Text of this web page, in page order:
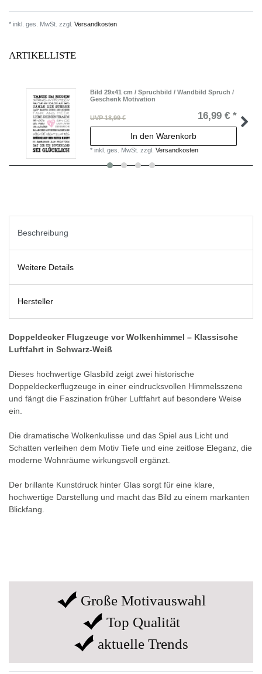
* inkl. ges. MwSt. zzgl. Versandkosten
ARTIKELLISTE
Bild 29x41 cm / Spruchbild / Wandbild Spruch /
Geschenk Motivation
UVP 18,99 € 16,99 € *
In den Warenkorb
*inkl. ges. MwSt. zzgl.Versandkosten
Beschreibung
Weitere Details
Hersteller
Doppeldecker Flugzeuge vor Wolkenhimmel – Klassische
Luftfahrt in Schwarz-Weiß
Dieses hochwertige Glasbild zeigt zwei historische
Doppeldeckerflugzeuge in einer eindrucksvollen Himmelsszene
und fängt die Faszination früher Luftfahrt auf besondere Weise
ein.
Die dramatische Wolkenkulisse und das Spiel aus Licht und
Schatten verleihen dem Motiv Tiefe und eine zeitlose Eleganz, die
moderne Wohnräume wirkungsvoll ergänzt.
Der brillante Kunstdruck hinter Glas sorgt für eine klare,
hochwertige Darstellung und macht das Bild zu einem markanten
Blickfang.
Große Motivauswahl
Top Qualität
aktuelle Trends